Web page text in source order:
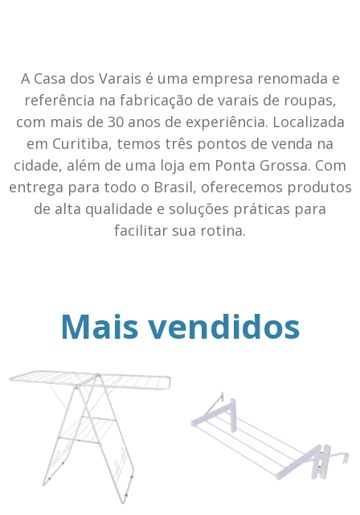
A Casa dos Varais é uma empresa renomada e
referência na fabricação de varais de roupas,
com mais de 30 anos de experiência. Localizada
em Curitiba, temos três pontos de venda na
cidade, além de uma loja em Ponta Grossa. Com
entrega para todo o Brasil, oferecemos produtos
de alta qualidade e soluções práticas para
facilitar sua rotina.
Mais vendidos